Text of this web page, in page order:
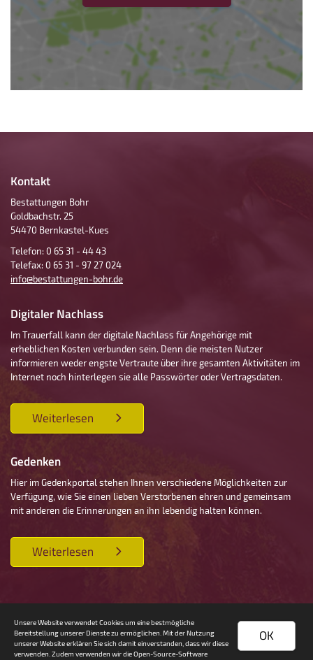
Kontakt
Bestattungen Bohr
Goldbachstr. 25
54470 Bernkastel-Kues
Telefon: 0 65 31 - 44 43
Telefax: 0 65 31 - 97 27 024
info@bestattungen-bohr.de
Digitaler Nachlass
Im Trauerfall kann der digitale Nachlass für Angehörige mit
erheblichen Kosten verbunden sein. Denn die meisten Nutzer
informieren weder engste Vertraute über ihre gesamten Aktivitäten im
Internet noch hinterlegen sie alle Passwörter oder Vertragsdaten.
Weiterlesen
Gedenken
Hier im Gedenkportal stehen Ihnen verschiedene Möglichkeiten zur
Verfügung, wie Sie einen lieben Verstorbenen ehren und gemeinsam
mit anderen die Erinnerungen an ihn lebendig halten können.
Weiterlesen
OK
Unsere Website verwendet Cookies um eine bestmögliche
Bereitstellung unserer Dienste zu ermöglichen. Mit der Nutzung
unserer Website erklären Sie sich damit einverstanden, dass wir diese
verwenden. Zudem verwenden wir die Open-Source-Software